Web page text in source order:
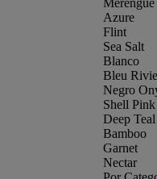
Merengue
Azure
Flint
Sea Salt
Blanco
Bleu
Negro
Shell Pink
Deep Teal
Bamboo
Garnet
Nectar